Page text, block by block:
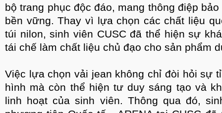
bộ trang phục độc đáo, mang thông điệp
bền vững. Thay vì lựa chọn các chất liệu
túi nilon, sinh viên CUSC đã thể hiện sự
tái chế làm chất liệu chủ đạo cho sản phẩm
Việc lựa chọn vải jean không chỉ đòi hỏi sự
hình mà còn thể hiện tư duy sáng tạo và
linh hoạt của sinh viên. Thông qua đó,